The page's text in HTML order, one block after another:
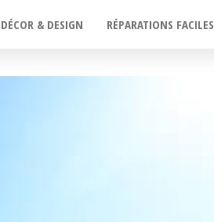
DÉCOR & DESIGN RÉPARATIONS FACILES